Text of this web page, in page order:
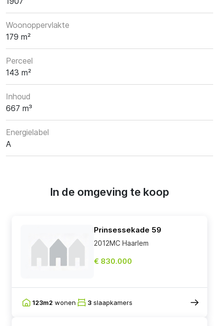
Woonoppervlakte
179 m²
Perceel
143 m²
Inhoud
667 m³
Energielabel
A
In de omgeving te koop
Prinsessekade 59
2012MC Haarlem
€ 830.000
123m2 wonen 3 slaapkamers